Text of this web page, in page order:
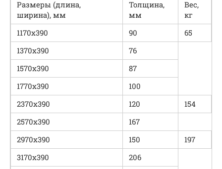
Размеры (длина,
ширина), мм
Толщина,
мм
Вес,
кг
1170х390
90
65
1370х390
76
1570х390
87
1770х390
100
2370х390
120
154
2570х390
167
2970х390
150
197
3170х390
206